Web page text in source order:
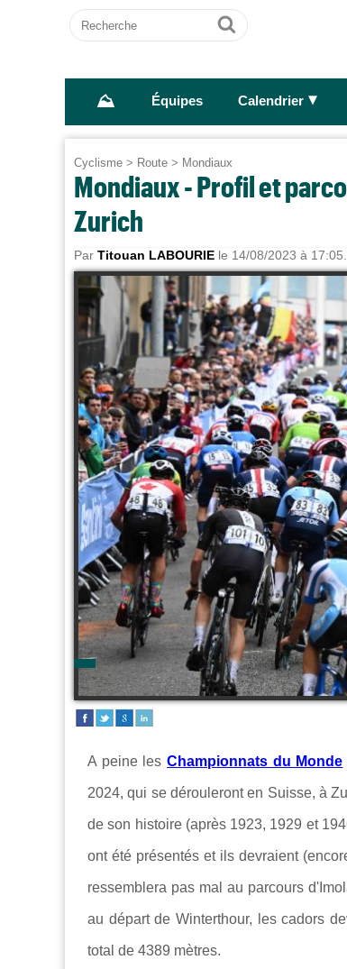
Recherche
Ok
⛰ Équipes Calendrier ►
Cyclisme > Route > Mondiaux
Mondiaux - Profil et
Zurich
Par Titouan LABOURIE le 14/08/2023 à 17:05.
A peine les Championnats du Monde
2024, qui se dérouleront en Suisse, à
de son histoire (après 1923, 1929 et
ont été présentés et ils devraient
ressemblera pas mal au parcours
au départ de Winterthour, les cadors
total de 4389 mètres.